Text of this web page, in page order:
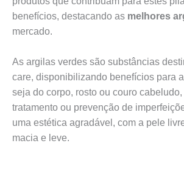
benefícios, destacando as melhores
mercado.
As argilas verdes são substâncias
care, disponibilizando benefícios para
seja do corpo, rosto ou couro
tratamento ou prevenção de
uma estética agradável, com a pele
macia e leve.